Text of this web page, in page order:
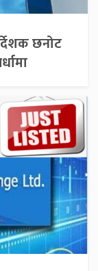
छनोट